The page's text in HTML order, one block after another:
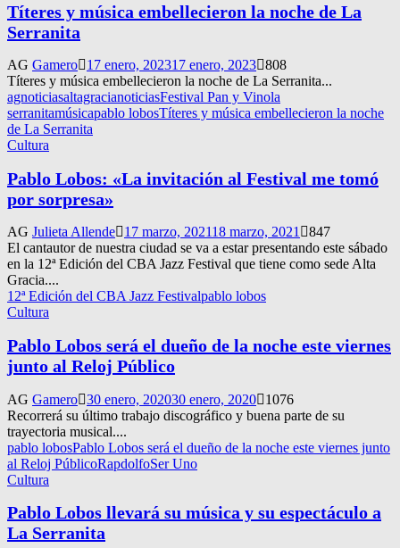
Títeres y música embellecieron la noche de La
Serranita
AG Gamero 17 enero, 202317 enero, 2023 808
Títeres y música embellecieron la noche de La Serranita...
agnoticiasaltagracianoticiasFestival Pan y Vinola
serranitamúsicapablo lobosTíteres y música embellecieron la noche
de La Serranita
Cultura
Pablo Lobos: «La invitación al Festival me tomó
por sorpresa»
AG Julieta Allende 17 marzo, 202118 marzo, 2021
847
El cantautor de nuestra ciudad se va a estar presentando este sábado
en la 12ª Edición del CBA Jazz Festival que tiene como sede Alta
Gracia....
12ª Edición del CBA Jazz Festivalpablo lobos
Cultura
Pablo Lobos será el dueño de la noche este viernes
junto al Reloj Público
AG Gamero 30 enero, 202030 enero, 2020
1076
Recorrerá su último trabajo discográfico y buena parte de su
trayectoria musical....
pablo lobosPablo Lobos será el dueño de la noche este viernes junto
al Reloj PúblicoRapdolfoSer Uno
Cultura
Pablo Lobos llevará su música y su espectáculo a
La Serranita